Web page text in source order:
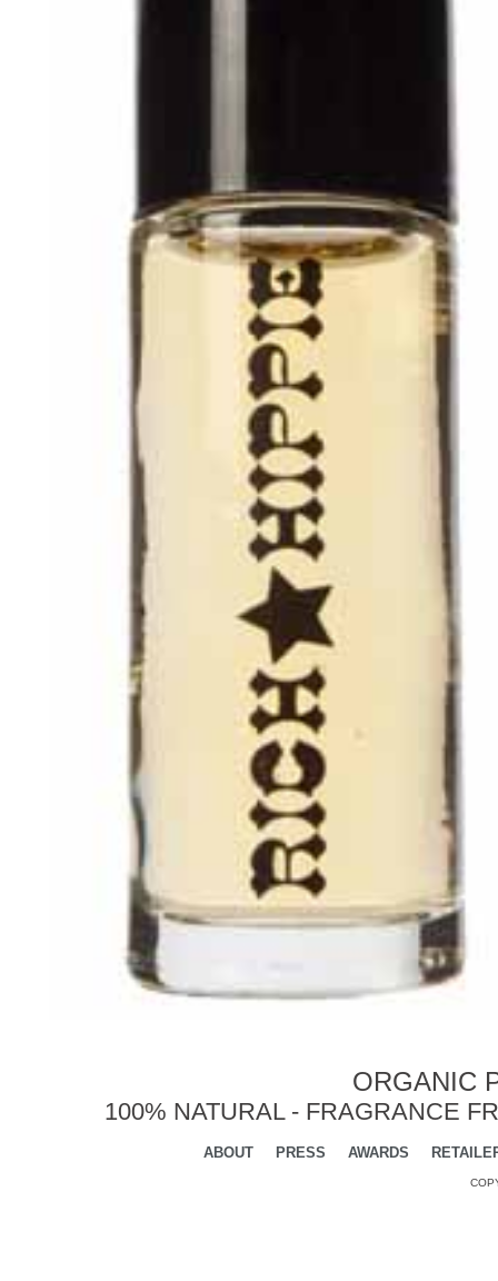
ORGANIC
100% NATURAL - FRAGRANCE
ABOUT PRESS AWARDS